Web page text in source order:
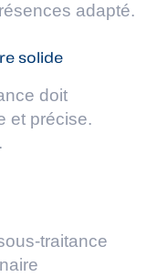
adapté.
solide
doit
et précise.
traitance